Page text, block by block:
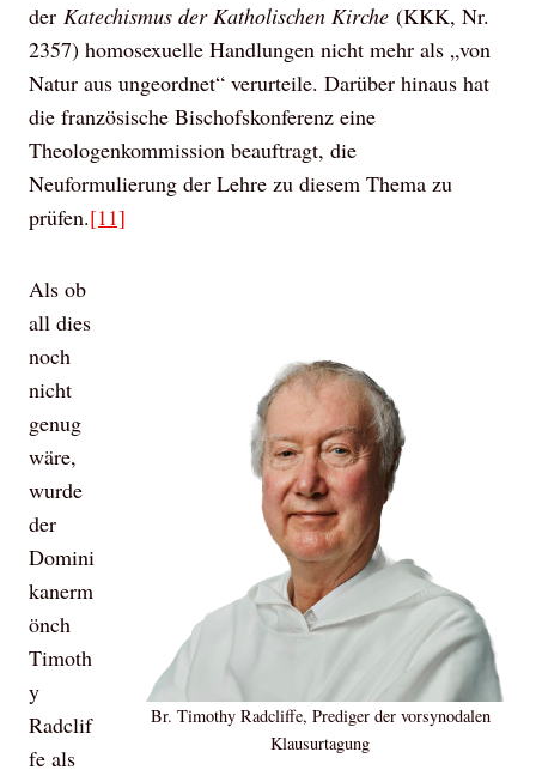
der Katechismus der Katholischen Kirche (KKK, Nr.
2357) homosexuelle Handlungen nicht mehr als „von
Natur aus ungeordnet“ verurteile. Darüber hinaus hat
die französische Bischofskonferenz eine
Theologenkommission beauftragt, die
Neuformulierung der Lehre zu diesem Thema zu
prüfen.[11]
Br. Timothy Radcliffe, Prediger der vorsynodalen
Klausurtagung
Als ob
all dies
noch
nicht
genug
wäre,
wurde
der
Domini
kanerm
önch
Timoth
y
Radclif
fe als